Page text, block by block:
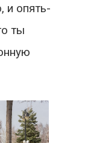
и опять-
ты